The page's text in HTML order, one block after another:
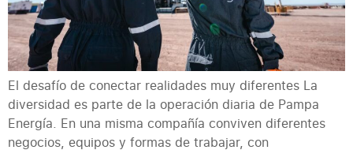
El desafío de conectar realidades muy diferentes La
diversidad es parte de la operación diaria de Pampa
Energía. En una misma compañía conviven diferentes
negocios, equipos y formas de trabajar, con